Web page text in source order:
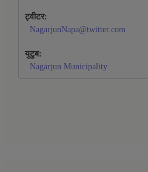
ट्वीटर:
NagarjunNapa@twitter.com
युटुब:
Nagarjun Municipality